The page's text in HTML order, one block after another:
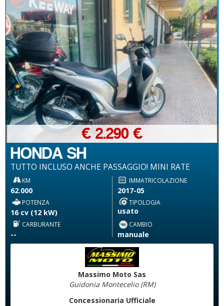
HONDA SH
TUTTO INCLUSO ANCHE PASSAGGIO! MINI RATE
€ 2.290 €
KM
62.000
IMMATRICOLAZIONE
2017-05
POTENZA
16 cv (12 kW)
TIPOLOGIA
usato
CARBURANTE
--
CAMBIO
manuale
Massimo Moto Sas
Guidonia Montecelio (RM)
Concessionaria Ufficiale